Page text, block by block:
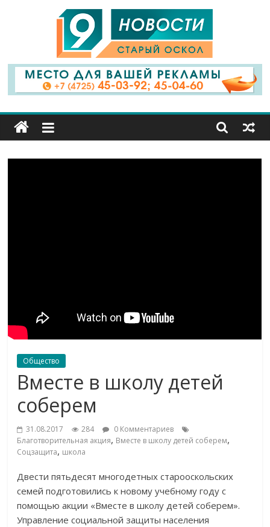
9
Канал
Старый
Общество
Вместе в школу детей
соберем
31.08.2017 284
0 Комментариев
Благотворительная акция, Вместе в школу детей соберем,
Соцзащита, школа
Двести пятьдесят многодетных старооскольских
семей подготовились к новому учебному году с
помощью акции «Вместе в школу детей соберем».
Управление социальной защиты населения